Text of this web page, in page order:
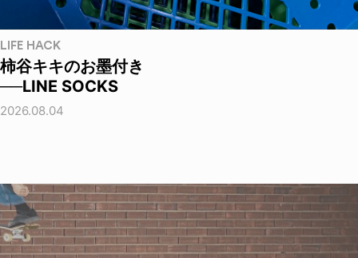
LIFE HACK
柿谷キキのお墨付き
──LINE SOCKS
2026.08.04